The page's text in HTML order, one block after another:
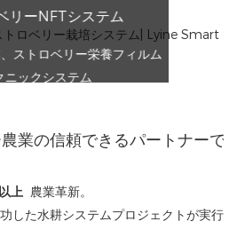
リーNFTシステム
ストロベリー栄養フィルム
ニックシステム
業の信頼できるパートナーで
上 農業革新。
した水耕システムプロジェクトが実行